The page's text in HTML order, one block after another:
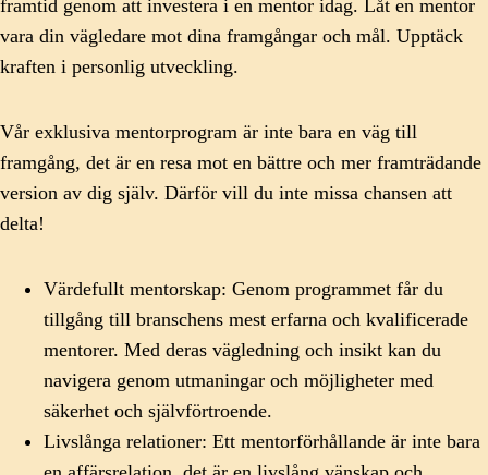
framtid genom att investera i en mentor idag. Låt en mentor
vara din vägledare mot dina framgångar och mål. Upptäck
kraften i personlig utveckling.
Vår exklusiva mentorprogram är inte bara en väg till
framgång, det är en resa mot en bättre och mer framträdande
version av dig själv. Därför vill du inte missa chansen att
delta!
Värdefullt mentorskap: Genom programmet får du
tillgång till branschens mest erfarna och kvalificerade
mentorer. Med deras vägledning och insikt kan du
navigera genom utmaningar och möjligheter med
säkerhet och självförtroende.
Livslånga relationer: Ett mentorförhållande är inte bara